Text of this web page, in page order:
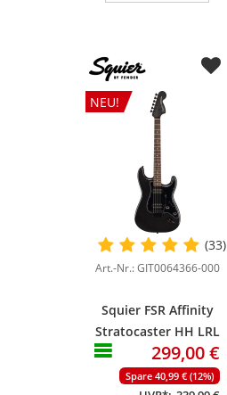
NEU!
(33)
Art.-Nr.: GIT0064366-000
Squier FSR Affinity
Stratocaster HH LRL
Metallic Black
299,00 €
Spare 40,99 € (12%)